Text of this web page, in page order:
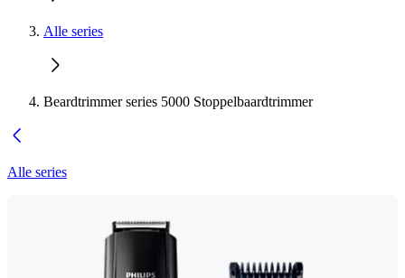
Alle series
Beardtrimmer series 5000 Stoppelbaardtrimmer
Alle series